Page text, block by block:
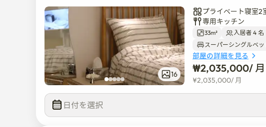
🌿 TV、Wi-Fi、洗濯機、乾燥機などの必須家電が備わっておりま
🏙️ ご利用案内
- 非対面（セルフチェックイン）で運営されており、入室前に
- シングルベッド、クイーンベッド、ソファベッドが備えられ
- 屋上利用可能
-ペットは許可されておりません。
- 室内は禁煙です。（屋上での喫煙可能）
16
プライベート寝室2
専用キッチン
33m² 入居者 4 名
スーパーシングルベッ
部屋の詳細を見る
₩2,035,000/ 月
¥2,035,000/ 月